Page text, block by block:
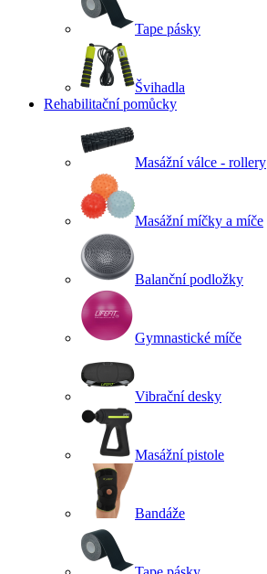
Tape pásky
Švihadla
Rehabilitační pomůcky
Masážní válce - rollery
Masážní míčky a míče
Balanční podložky
Gymnastické míče
Vibrační desky
Masážní pistole
Bandáže